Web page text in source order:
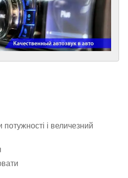
потужності і величезний